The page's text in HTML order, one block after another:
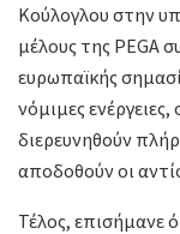
Κούλογλου στην
μέλους της PEGA
ευρωπαϊκής
νόμιμες
διερευνηθούν
αποδοθούν οι
Τέλος, επισήμανε